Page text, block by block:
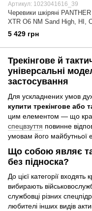
Артикул: 1023041616_39
Черевики шкіряні PANTHER
XTR O6 NM Sand High, HI,
SC, SR, HRO, FO
5 429 грн
Трекінгове й
універсальні
застосування
Для ускладнених умов
купити трекінгове або
цим елементом — що
спецвзуття повинне
умовам його майбутньої
Що собою являє
без підноска?
До цієї категорії входять
вибирають
службовці різних
любителі інших видів